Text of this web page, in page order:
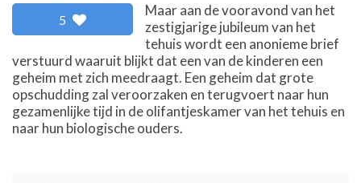
5
Maar aan de vooravond van het
zestigjarige jubileum van het
tehuis wordt een anonieme brief
verstuurd waaruit blijkt dat een van de kinderen een
geheim met zich meedraagt. Een geheim dat grote
opschudding zal veroorzaken en terugvoert naar hun
gezamenlijke tijd in de olifantjeskamer van het tehuis en
naar hun biologische ouders.